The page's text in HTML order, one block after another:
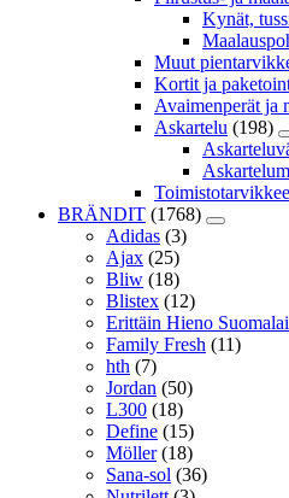
Kynät,
Muut
Kortit ja
Avaimenperät ja
Askartelu (198)
BRÄNDIT (1768)
Adidas (3)
Ajax (25)
Bliw (18)
Blistex (12)
Erittäin Hieno
Family Fresh (11)
hth (7)
Jordan (50)
L300 (18)
Define (15)
Möller (18)
Sana-sol (36)